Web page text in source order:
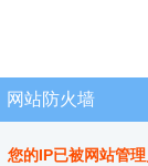
网站防火墙
您的IP已被网站管